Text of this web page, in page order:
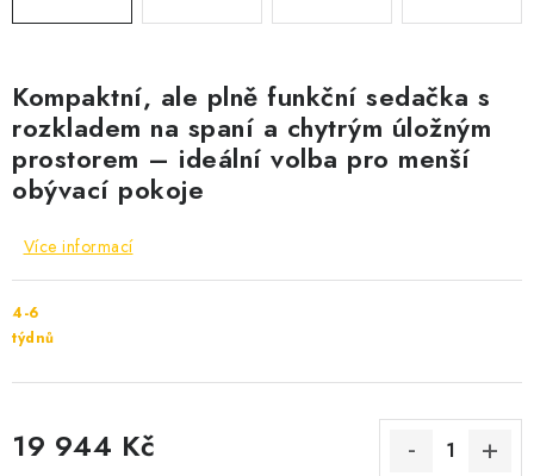
Kompaktní, ale plně funkční sedačka s
rozkladem na spaní a chytrým úložným
prostorem – ideální volba pro menší
obývací pokoje
Více informací
4-6
týdnů
19 944 Kč